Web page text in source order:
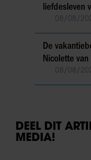
liefdesleven
De
Nicolette van
DEEL DIT
MEDIA!